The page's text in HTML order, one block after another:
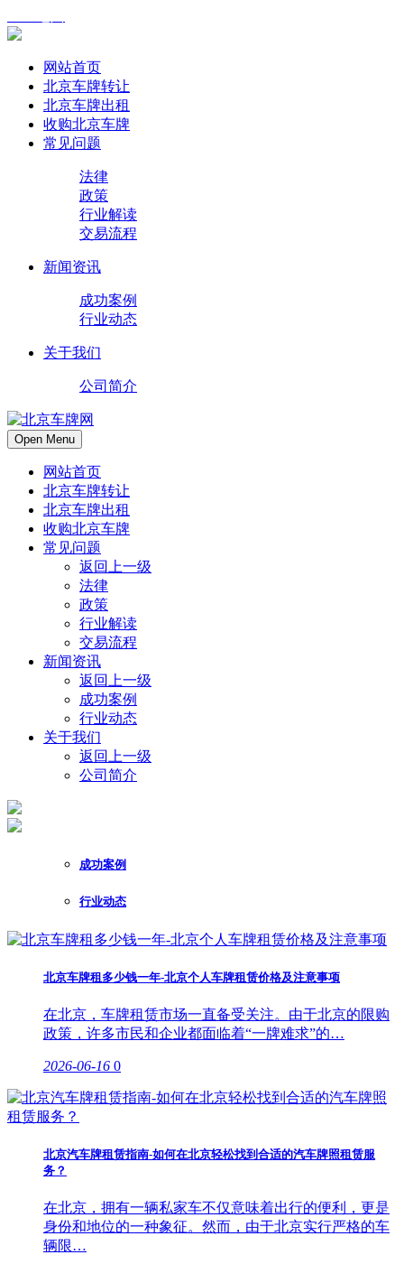
网站首页
北京车牌转让
北京车牌出租
收购北京车牌
常见问题
法律
政策
行业解读
交易流程
新闻资讯
成功案例
行业动态
关于我们
公司简介
Open Menu
网站首页
北京车牌转让
北京车牌出租
收购北京车牌
常见问题
返回上一级
法律
政策
行业解读
交易流程
新闻资讯
返回上一级
成功案例
行业动态
关于我们
返回上一级
公司简介
成功案例
行业动态
北京车牌租多少钱一年-北京个人车牌租赁价格及注意事项
在北京，车牌租赁市场一直备受关注。由于北京的限购
政策，许多市民和企业都面临着“一牌难求”的…
2026-06-16 0
北京汽车牌租赁指南-如何在北京轻松找到合适的汽车牌照租赁服
务？
在北京，拥有一辆私家车不仅意味着出行的便利，更是
身份和地位的一种象征。然而，由于北京实行严格的车
辆限…